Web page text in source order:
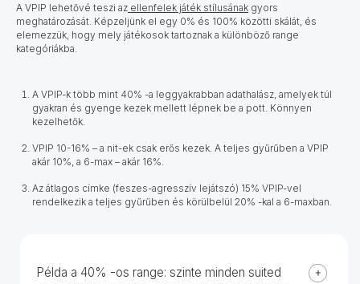
A VPIP lehetővé teszi az ellenfelek játék stílusának gyors
meghatározását . Képzeljünk el egy 0% és 100% közötti skálát, és
elemezzük, hogy mely játékosok tartoznak a különböző range
kategóriákba.
A VPIP-k több mint 40% -a leggyakrabban adathalász, amelyek túl
gyakran és gyenge kezek mellett lépnek be a pott. Könnyen
kezelhetők.
VPIP 10-16% – a nit-ek csak erős kezek. A teljes gyűrűben a VPIP
akár 10%, a 6-max – akár 16%.
Az átlagos címke (feszes-agresszív lejátszó) 15% VPIP-vel
rendelkezik a teljes gyűrűben és körülbelül 20% -kal a 6-maxban.
Példa a 40% -os range: szinte minden suited